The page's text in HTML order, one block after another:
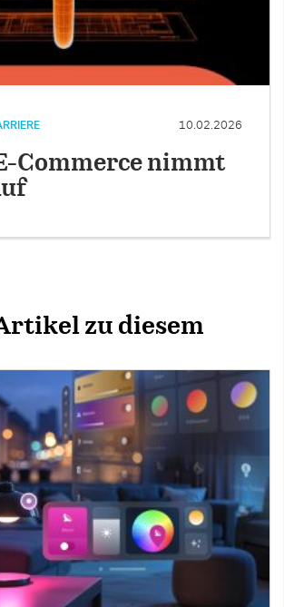
10.02.2026
Commerce nimmt
zu diesem